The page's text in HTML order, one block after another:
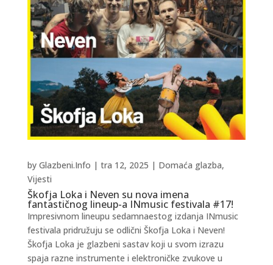
Škofja Loka i Neven su nova imena
fantastičnog lineup-a INmusic festivala #17!
by Glazbeni.Info | tra 12, 2025 | Domaća glazba,
Vijesti
Impresivnom lineupu sedamnaestog izdanja INmusic
festivala pridružuju se odlični Škofja Loka i Neven!
Škofja Loka je glazbeni sastav koji u svom izrazu
spaja razne instrumente i elektroničke zvukove u